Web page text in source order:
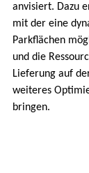
anvisiert. Dazu
mit der eine
Parkflächen
und die
Lieferung auf
weiteres
bringen.